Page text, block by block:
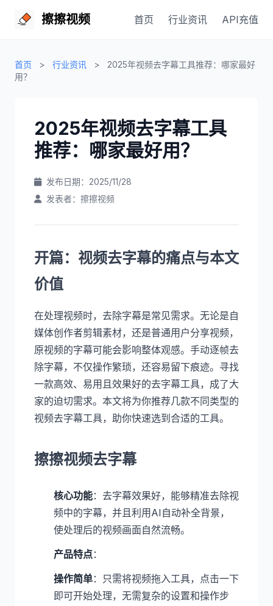
擦擦视频 首页 行业资讯 API充值
首页 > 行业资讯 >
2025年视频去字幕工具推荐：哪家最好
用？
2025年视频去字幕工具
推荐：哪家最好用？
发布日期：2025/11/28
发表者：擦擦视频
开篇：视频去字幕的痛点与本文
价值
在处理视频时，去除字幕是常见需求。无论是自
媒体创作者剪辑素材，还是普通用户分享视频，
原视频的字幕可能会影响整体观感。手动逐帧去
除字幕，不仅操作繁琐，还容易留下痕迹。寻找
一款高效、易用且效果好的去字幕工具，成了大
家的迫切需求。本文将为你推荐几款不同类型的
视频去字幕工具，助你快速选到合适的工具。
擦擦视频去字幕
核心功能：去字幕效果好，能够精准去除视
频中的字幕，并且利用AI自动补全背景，
使处理后的视频画面自然流畅。
产品特点：
操作简单：只需将视频拖入工具，点击一下
即可开始处理，无需复杂的设置和操作步